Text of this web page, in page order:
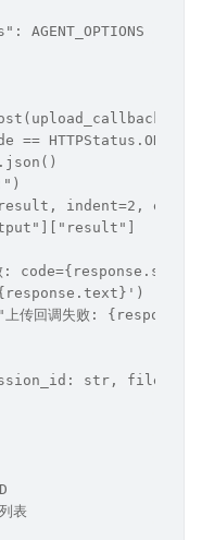
HTTPStatus.OK:
indent=2,
调失败:
str,
表